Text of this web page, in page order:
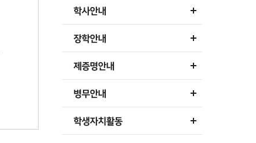
학사안내
장학안내
제증명안내
병무안내
학생자치활동